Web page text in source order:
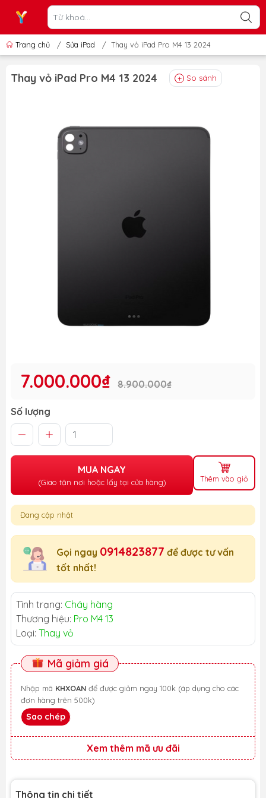
Trang chủ / Sửa iPad / Thay vỏ iPad Pro M4 13 2024
Thay vỏ iPad Pro M4 13 2024 So sánh
7.000.000₫ 8.900.000₫
Số lượng
MUA NGAY
(Giao tận nơi hoặc lấy tại cửa hàng) Thêm vào giỏ
Đang cập nhật
Gọi ngay 0914823877 để được tư vấn
tốt nhất!
Tình trạng: Cháy hàng
Thương hiệu: Pro M4 13
Loại: Thay vỏ
Mã giảm giá
Nhập mã KHXOAN
đơn hàng trên 500k)
Sao chép
Xem thêm mã ưu đãi
Thông tin chi tiết